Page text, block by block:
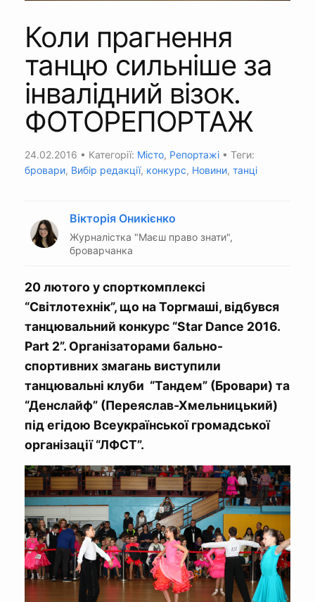
Коли прагнення
танцю сильніше за
інвалідний візок.
ФОТОРЕПОРТАЖ
24.02.2016 • Категорії: Місто, Репортажі • Теги:
бровари, Вибір редакції, конкурс, Новини, танці
Вікторія Оникієнко
Журналістка "Маєш право знати",
броварчанка
20 лютого у спорткомплексі
“Світлотехнік”, що на Торгмаші, відбувся
танцювальний конкурс “Star Dance 2016.
Part 2”. Організаторами бально-
спортивних змагань виступили
танцювальні клуби “Тандем” (Бровари) та
“Денслайф” (Переяслав-Хмельницький)
під егідою Всеукраїнської громадської
організації “ЛФСТ”.